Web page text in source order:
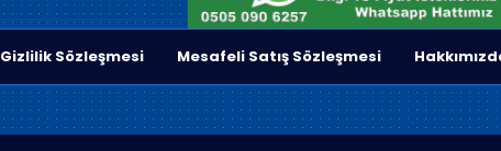
Gizlilik Sözleşmesi Mesafeli Satış Sözleşmesi